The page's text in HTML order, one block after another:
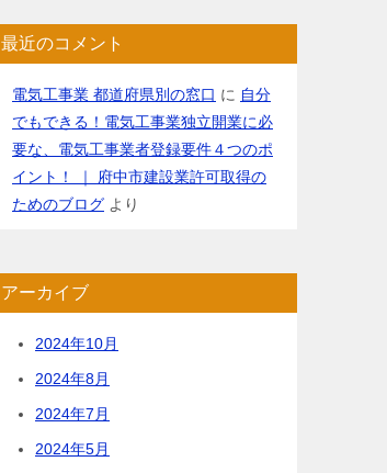
最近のコメント
電気工事業 都道府県別の窓口 に 自分
でもできる！電気工事業独立開業に必
要な、電気工事業者登録要件４つのポ
イント！ ｜ 府中市建設業許可取得の
ためのブログ より
アーカイブ
2024年10月
2024年8月
2024年7月
2024年5月